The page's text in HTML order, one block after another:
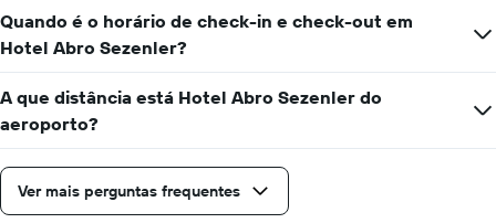
Quando é o horário de check-in e check-out em
Hotel Abro Sezenler?
A que distância está Hotel Abro Sezenler do
aeroporto?
Ver mais perguntas frequentes